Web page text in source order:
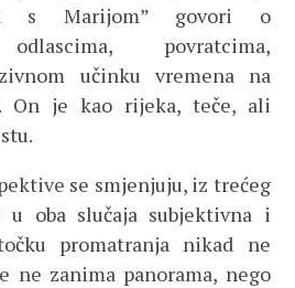
s Marijom” govori o
povratcima,
učinku vremena na
On je kao rijeka, teče, ali
se smjenjuju, iz trećeg
oba slučaja subjektivna i
promatranja nikad ne
ne zanima panorama, nego